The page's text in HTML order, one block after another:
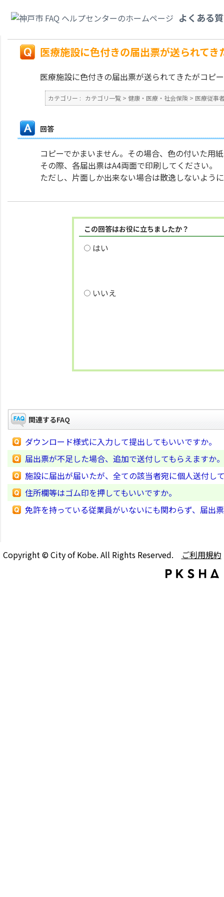
よくある
届出票が送られてきたがコピーしたものを使用していいですか。
医療施設に色付きの届出票が送られて
医療施設に色付きの届出票が送られてきたがコピ
カテゴリー : カテゴリ一覧 > 健康・医療・社会保険 > 医療従事
回答
コピーでかまいません。その場合、色の付いた用
その際、各届出票はA4両面で印刷してください。
ただし、片面しか出来ない場合は散逸しないよう
この回答はお役に立ちましたか？
はい
いいえ
関連するFAQ
ダウンロード様式に入力して提出してもいいですか。
届出票が不足した場合、追加で送付してもらえますか。
施設に届出が届いたが、全ての該当者宛に個人送付し
住所欄等はゴム印を押してもいいですか。
免許を持っている従業員がいないにも関わらず、届出
Copyright © City of Kobe. All Rights Reserved. ご利用規約